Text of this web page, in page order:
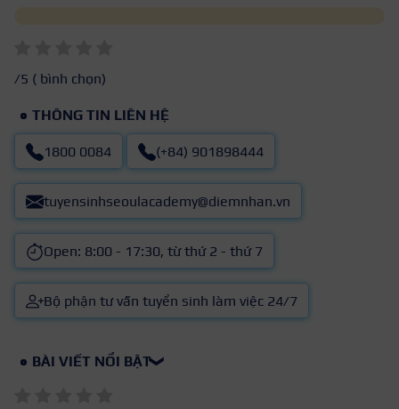
/5 ( bình chọn)
THÔNG TIN LIÊN HỆ
1800 0084 (+84) 901898444
tuyensinhseoulacademy@diemnhan.vn
Open: 8:00 - 17:30, từ thứ 2 - thứ 7
Bộ phận tư vấn tuyển sinh làm việc 24/7
BÀI VIẾT NỔI BẬT❯